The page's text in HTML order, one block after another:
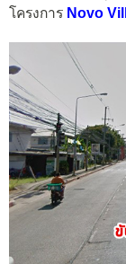
โครงการ Novo